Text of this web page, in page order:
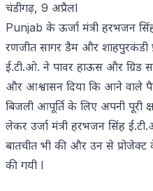
चंडीगढ़, 9 अप्रैलl
Punjab के ऊर्जा मंत्री हरभजन
रणजीत सागर डैम और शाहपुरकंडी
ई.टी.ओ. ने पावर हाऊस और ग्रिड
और आश्वासन दिया कि आने वाले
बिजली आपूर्ति के लिए अपनी पूरी
लेकर उर्जा मंत्री हरभजन सिंह
बातचीत भी की और उन से
की गयी l